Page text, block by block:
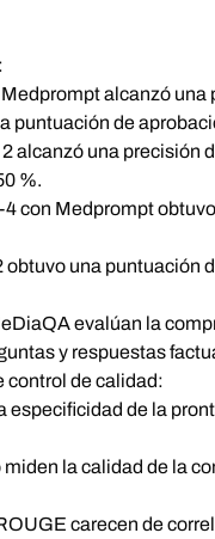
alcanzó
puntuación de
alcanzó una precisión
%.
con Medprompt
una puntuación
evalúan la
y respuestas
control de calidad:
especificidad de la
la calidad de la
carecen de